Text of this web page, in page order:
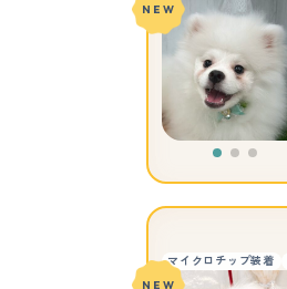
NEW
マイクロチップ装着
NEW